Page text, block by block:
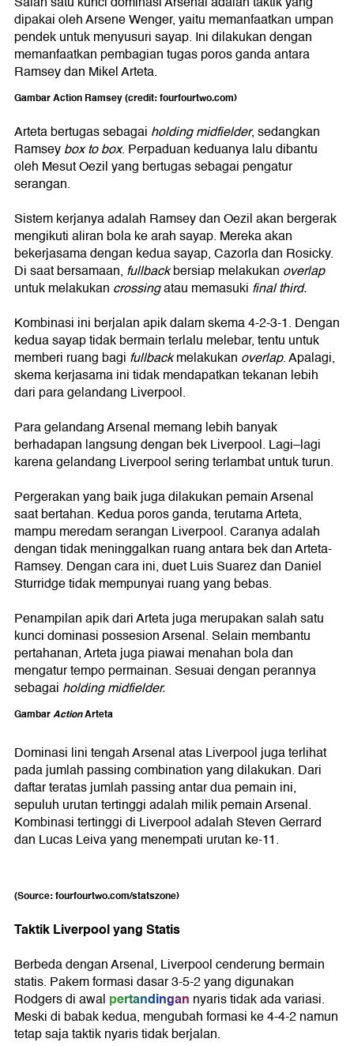
dipakai oleh Arsene Wenger, yaitu memanfaatkan umpan
pendek untuk menyusuri sayap. Ini dilakukan dengan
memanfaatkan pembagian tugas poros ganda antara
Ramsey dan Mikel Arteta.
Gambar Action Ramsey (credit: fourfourtwo.com)
Arteta bertugas sebagai holding midfielder, sedangkan
Ramseybox to box. Perpaduan keduanya lalu dibantu
oleh Mesut Oezil yang bertugas sebagai pengatur
serangan.
Sistem kerjanya adalah Ramsey dan Oezil akan bergerak
mengikuti aliran bola ke arah sayap. Mereka akan
bekerjasama dengan kedua sayap, Cazorla dan Rosicky.
Di saat bersamaan, fullbackbersiap melakukan overlap
untuk melakukan crossingatau memasuki final third.
Kombinasi ini berjalan apik dalam skema 4-2-3-1. Dengan
kedua sayap tidak bermain terlalu melebar, tentu untuk
memberi ruang bagi fullbackmelakukan overlap. Apalagi,
skema kerjasama ini tidak mendapatkan tekanan lebih
dari para gelandang Liverpool.
Para gelandang Arsenal memang lebih banyak
berhadapan langsung dengan bek Liverpool. Lagi–lagi
karena gelandang Liverpool sering terlambat untuk turun.
Pergerakan yang baik juga dilakukan pemain Arsenal
saat bertahan. Kedua poros ganda, terutama Arteta,
mampu meredam serangan Liverpool. Caranya adalah
dengan tidak meninggalkan ruang antara bek dan Arteta-
Ramsey. Dengan cara ini, duet Luis Suarez dan Daniel
Sturridge tidak mempunyai ruang yang bebas.
Penampilan apik dari Arteta juga merupakan salah satu
kunci dominasi possesion Arsenal. Selain membantu
pertahanan, Arteta juga piawai menahan bola dan
mengatur tempo permainan. Sesuai dengan perannya
sebagai holding midfielder.
GambarActionArteta
Dominasi lini tengah Arsenal atas Liverpool juga terlihat
pada jumlah passing combination yang dilakukan. Dari
daftar teratas jumlah passing antar dua pemain ini,
sepuluh urutan tertinggi adalah milik pemain Arsenal.
Kombinasi tertinggi di Liverpool adalah Steven Gerrard
dan Lucas Leiva yang menempati urutan ke-11.
(Source: fourfourtwo.com/statszone)
Taktik Liverpool yang Statis
Berbeda dengan Arsenal, Liverpool cenderung bermain
statis. Pakem formasi dasar 3-5-2 yang digunakan
Rodgers di awal pertandingan nyaris tidak ada variasi.
Meski di babak kedua, mengubah formasi ke 4-4-2 namun
tetap saja taktik nyaris tidak berjalan.